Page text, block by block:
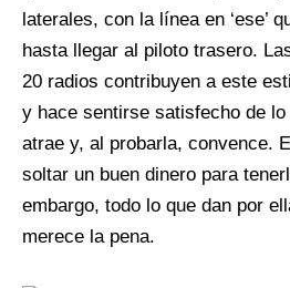
laterales, con la línea en ‘ese’
hasta llegar al piloto trasero.
20 radios contribuyen a este
y hace sentirse satisfecho de
atrae y, al probarla, convence.
soltar un buen dinero para
embargo, todo lo que dan por
merece la pena.